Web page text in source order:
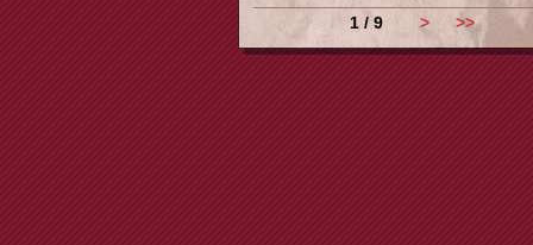
1 / 9 > >>